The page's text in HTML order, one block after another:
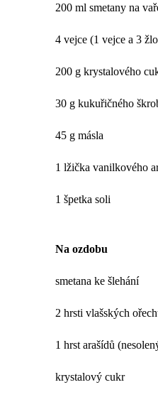
200 ml smetany na
4 vejce (1 vejce a 3
200 g krystalového
30 g kukuřičného
45 g másla
1 lžička vanilkového
1 špetka soli
Na ozdobu
smetana ke šlehání
2 hrsti vlašských
1 hrst arašídů
krystalový cukr